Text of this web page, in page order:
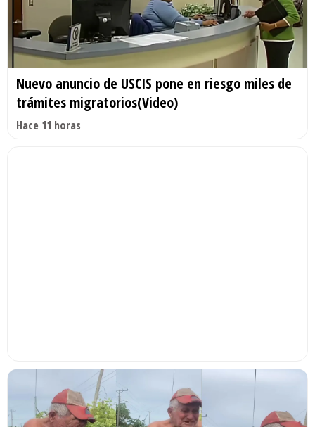
Nuevo anuncio de USCIS pone en riesgo miles de
trámites migratorios(Video)
Hace 11 horas